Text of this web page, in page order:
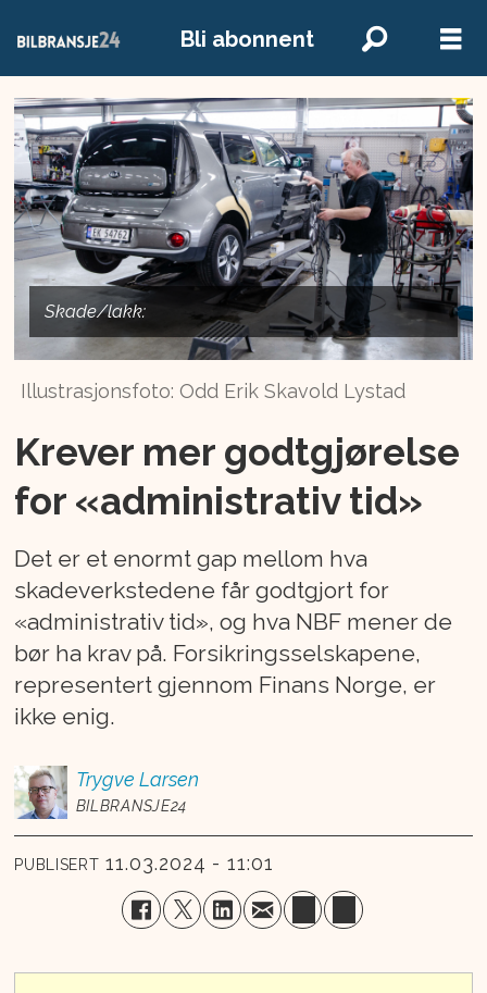
Bli abonnent
Skade/lakk:
Illustrasjonsfoto: Odd Erik Skavold Lystad
Krever mer godtgjørelse
for «administrativ tid»
Det er et enormt gap mellom hva
skadeverkstedene får godtgjort for
«administrativ tid», og hva NBF mener de
bør ha krav på. Forsikringsselskapene,
representert gjennom Finans Norge, er
ikke enig.
Trygve Larsen
BILBRANSJE24
PUBLISERT 11.03.2024 - 11:01